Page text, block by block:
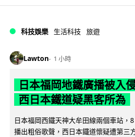
科技娛樂 生活科技 旅遊
Lawton 1 小時
日本福岡地鐵廣播被入
西日本鐵道疑黑客所為
日本福岡西鐵天神大牟田線兩個車站，
播出粗俗歌聲，西日本鐵道懷疑遭第三